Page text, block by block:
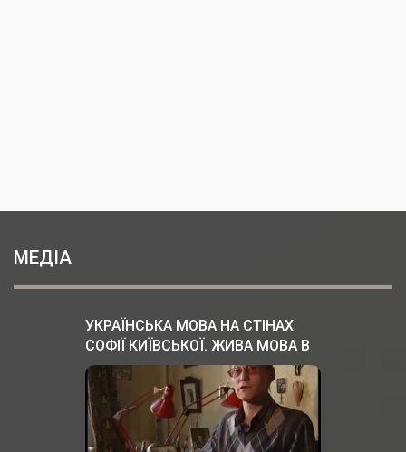
МЕДІА
УКРАЇНСЬКА МОВА НА СТІНАХ
СОФІЇ КИЇВСЬКОЇ. ЖИВА МОВА В
КИЇВСЬКІЙ РУСІ